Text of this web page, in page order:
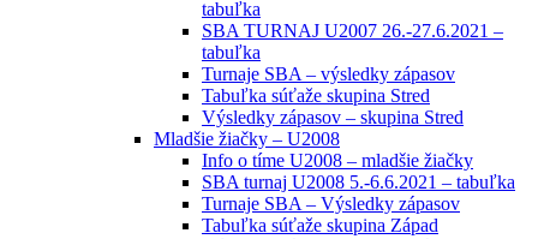
tabuľka
SBA TURNAJ U2007 26.-27.6.2021 –
tabuľka
Turnaje SBA – výsledky zápasov
Tabuľka súťaže skupina Stred
Výsledky zápasov – skupina Stred
Mladšie žiačky – U2008
Info o tíme U2008 – mladšie žiačky
SBA turnaj U2008 5.-6.6.2021 – tabuľka
Turnaje SBA – Výsledky zápasov
Tabuľka súťaže skupina Západ